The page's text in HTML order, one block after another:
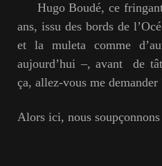
Hugo Boudé, ce fringant
ans, issu des bords de
et la muleta comme
aujourd’hui –, avant de
ça, allez-vous me
Alors ici, nous